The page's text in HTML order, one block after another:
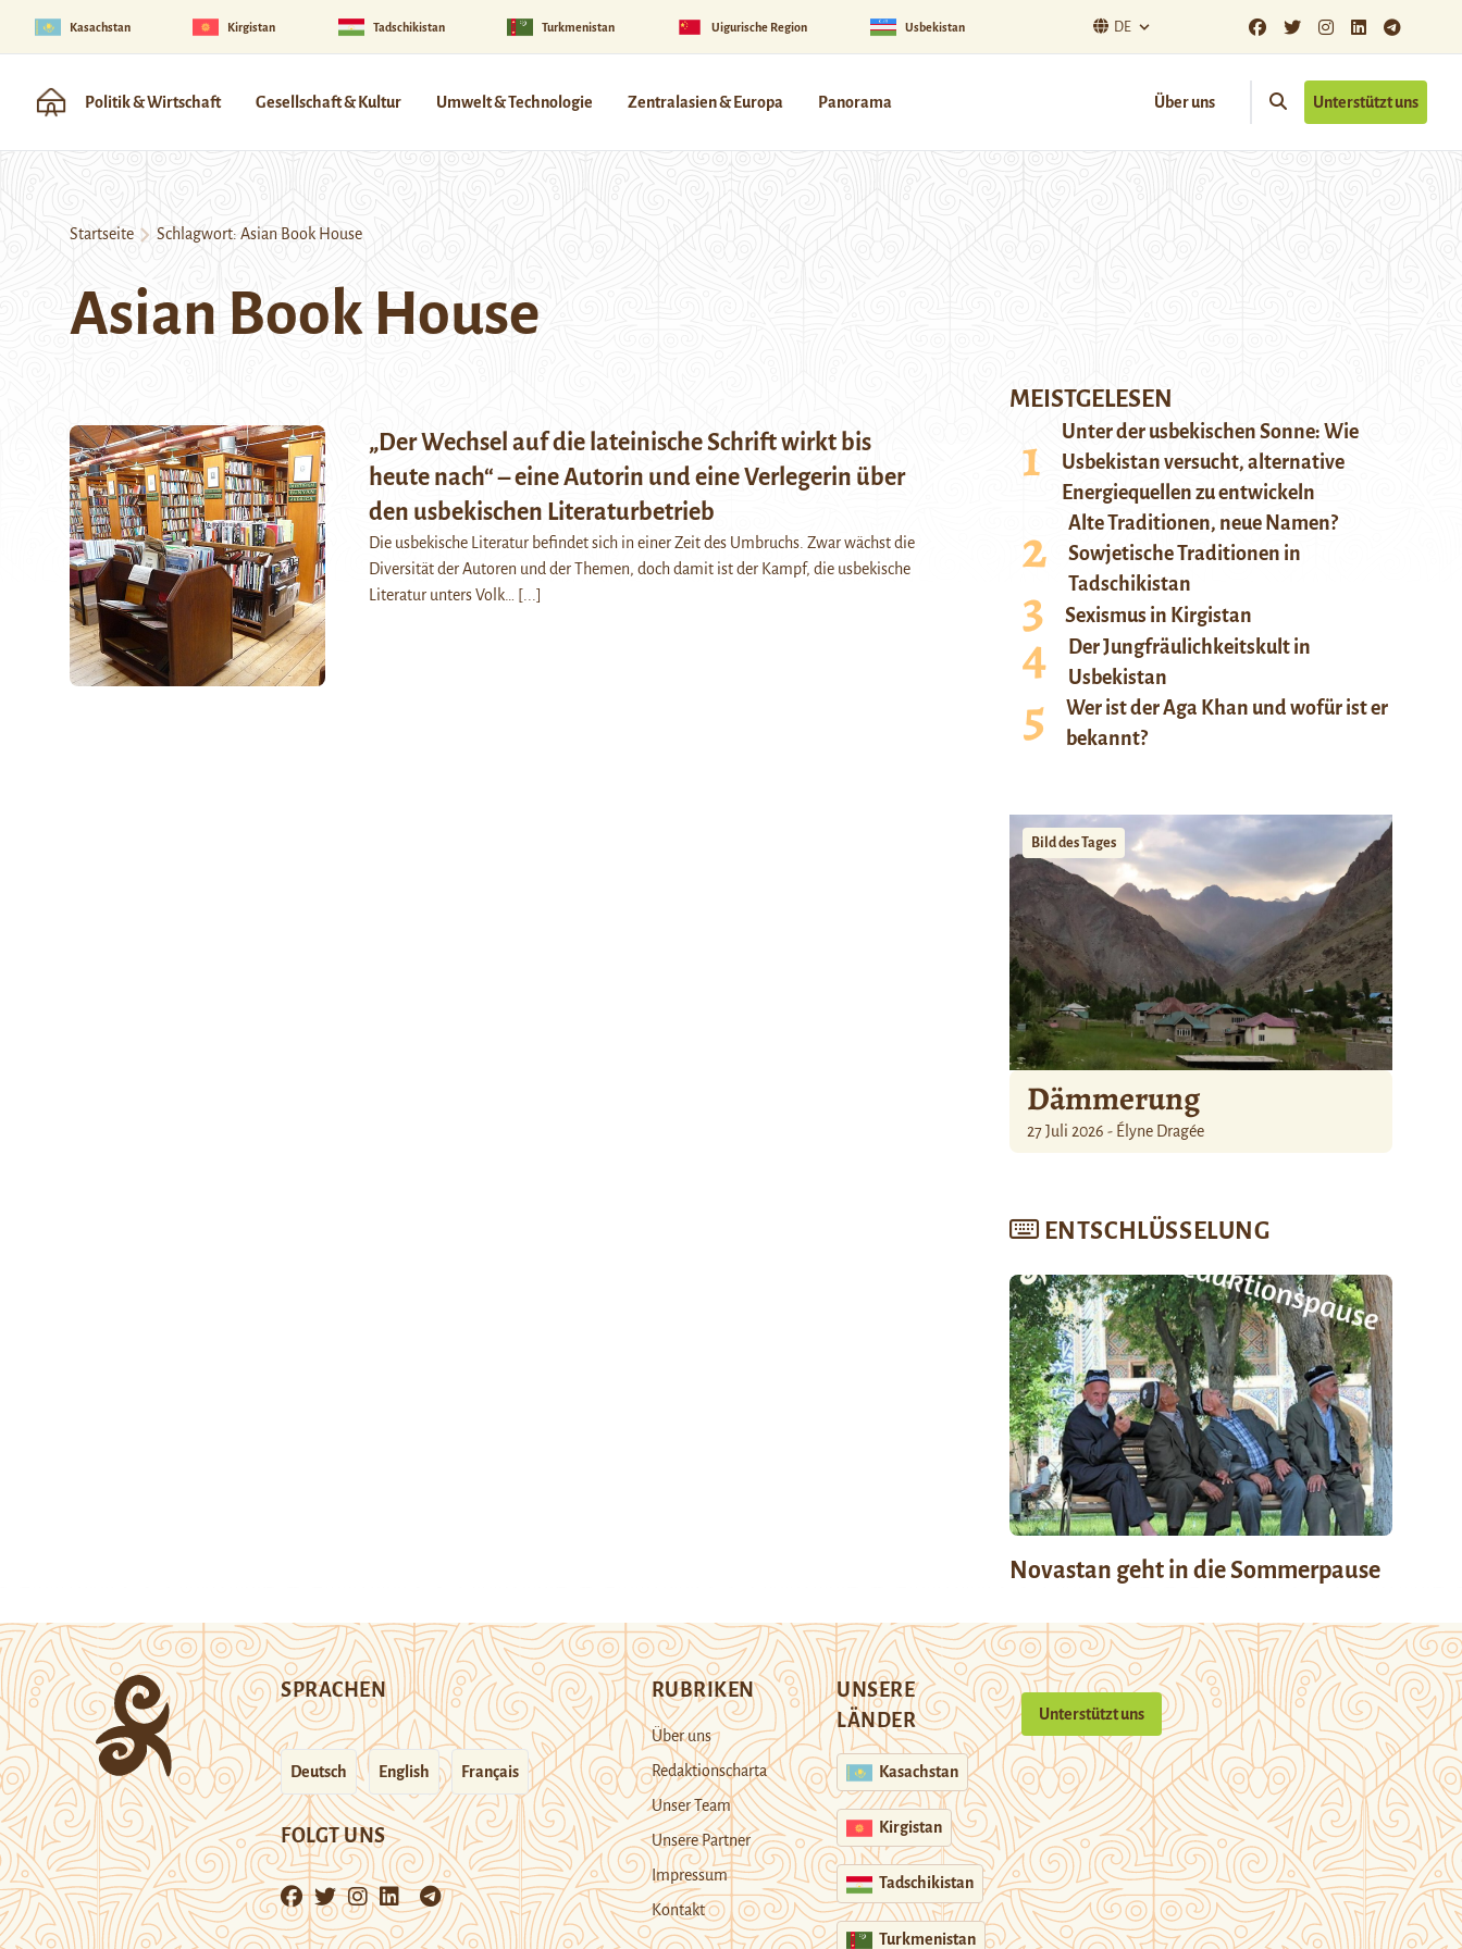
Kasachstan Kirgistan Tadschikistan Turkmenistan Uigurische Region Usbekistan DE
Politik & Wirtschaft Gesellschaft & Kultur Umwelt & Technologie Zentralasien & Europa Panorama Über uns Unterstützt uns
Startseite Schlagwort: Asian Book House
Asian Book House
„Der Wechsel auf die lateinische Schrift wirkt bis
heute nach“ – eine Autorin und eine Verlegerin über
den usbekischen Literaturbetrieb
Die usbekische Literatur befindet sich in einer Zeit des Umbruchs. Zwar wächst die
Diversität der Autoren und der Themen, doch damit ist der Kampf, die usbekische
Literatur unters Volk…
[...]
MEISTGELESEN
Unter der usbekischen Sonne: Wie
Usbekistan versucht, alternative
Energiequellen zu entwickeln
Alte Traditionen, neue Namen?
Sowjetische Traditionen in
Tadschikistan
Sexismus in Kirgistan
Der Jungfräulichkeitskult in
Usbekistan
Wer ist der Aga Khan und wofür ist er
bekannt?
Bild des Tages
Dämmerung
27 Juli 2026 - Élyne Dragée
ENTSCHLÜSSELUNG
Novastan geht in die Sommerpause
SPRACHEN
Deutsch English Français
FOLGT UNS
RUBRIKEN
Über uns
Redaktionscharta
Unser Team
Unsere Partner
Impressum
Kontakt
UNSERE
LÄNDER
Kasachstan
Kirgistan
Tadschikistan
Turkmenistan
Unterstützt uns